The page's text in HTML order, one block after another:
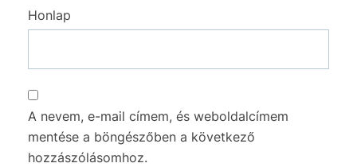
Honlap
A nevem, e-mail címem, és weboldalcímem
mentése a böngészőben a következő
hozzászólásomhoz.